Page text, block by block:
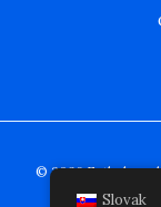
© 2026 Futbalovy
Slovak